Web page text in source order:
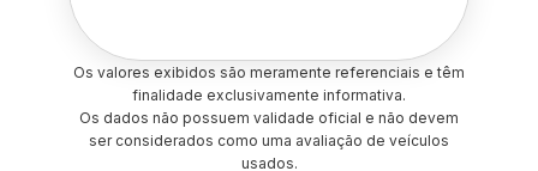
Os valores exibidos são meramente referenciais e têm
finalidade exclusivamente informativa.
Os dados não possuem validade oficial e não devem
ser considerados como uma avaliação de veículos
usados.